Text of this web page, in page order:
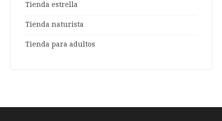
Tienda estrella
Tienda naturista
Tienda para adultos